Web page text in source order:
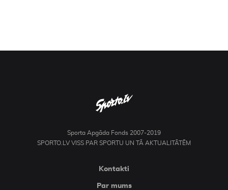
Sporta Apgāda Fonds 2007-2019
SPORTO.LV VISS PAR SPORTU UN TĀ AKTUALITĀTĒM
Kontakti
Par mums